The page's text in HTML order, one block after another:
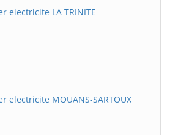
electricite LA TRINITE
electricite MOUANS-SARTOUX